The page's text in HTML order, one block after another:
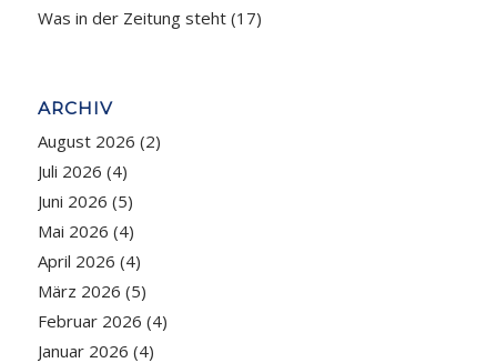
Was in der Zeitung steht(17)
ARCHIV
August 2026 (2)
Juli 2026 (4)
Juni 2026 (5)
Mai 2026 (4)
April 2026 (4)
März 2026 (5)
Februar 2026 (4)
Januar 2026 (4)